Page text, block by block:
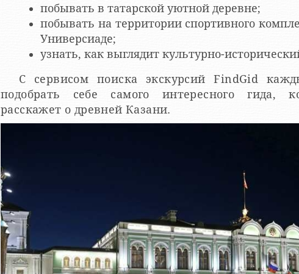
побывать в татарской уютной деревне;
побывать на территории спортивного
Универсиаде;
узнать, как выглядит культурно-
С сервисом поиска экскурсий FindGid
подобрать себе самого интересного гида,
расскажет о древней Казани.